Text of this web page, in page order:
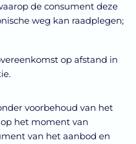
de consument deze
weg kan raadplegen;
op afstand in
voorbehoud van het
het moment van
van het aanbod en